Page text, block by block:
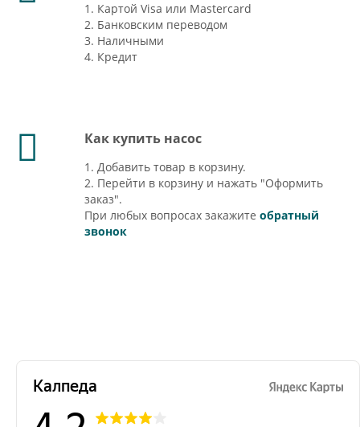
1. Картой Visa или Mastercard
2. Банковским переводом
3. Наличными
4. Кредит
Как купить насос
1. Добавить товар в корзину.
2. Перейти в корзину и нажать "Оформить
заказ".
При любых вопросах закажите обратный
звонок